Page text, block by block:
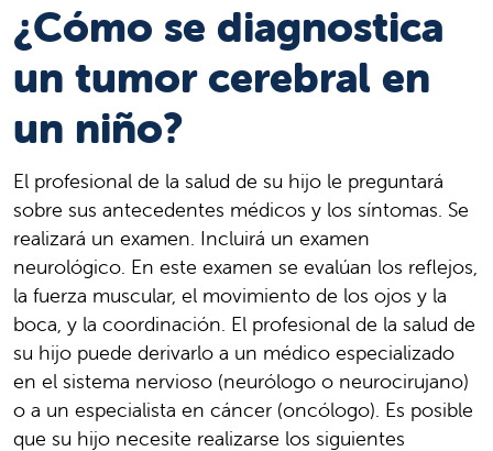
¿Cómo se diagnostica
un tumor cerebral en
un niño?
El profesional de la salud de su hijo le preguntará
sobre sus antecedentes médicos y los síntomas. Se
realizará un examen. Incluirá un examen
neurológico. En este examen se evalúan los reflejos,
la fuerza muscular, el movimiento de los ojos y la
boca, y la coordinación. El profesional de la salud de
su hijo puede derivarlo a un médico especializado
en el sistema nervioso (neurólogo o neurocirujano)
o a un especialista en cáncer (oncólogo). Es posible
que su hijo necesite realizarse los siguientes